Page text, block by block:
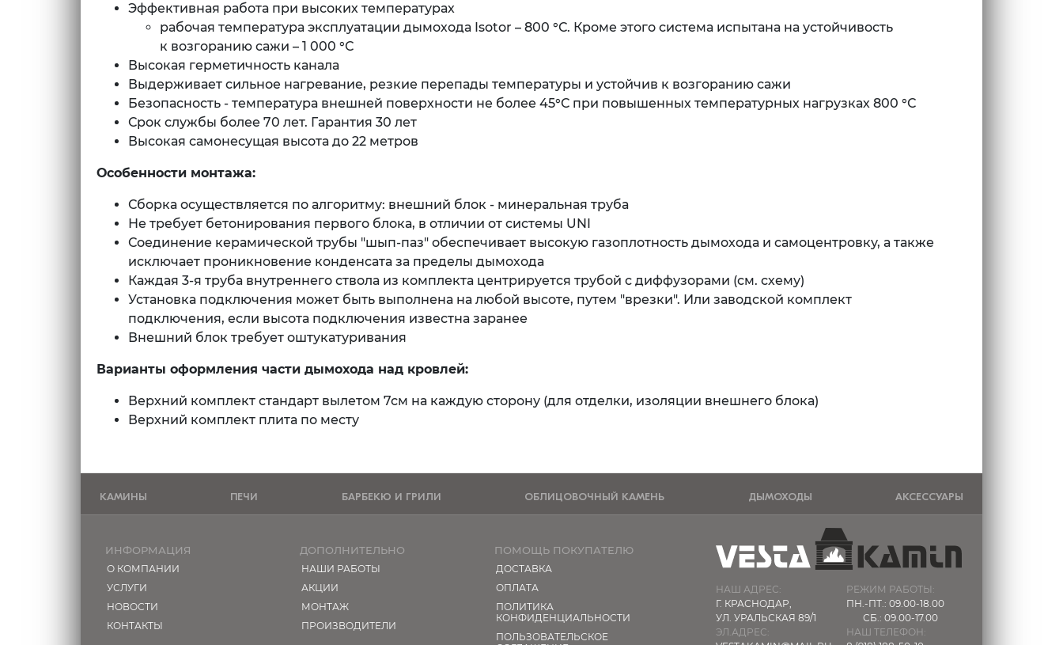
Эффективная работа при высоких температурах
рабочая температура эксплуатации дымохода Isotor – 800 °С. Кроме этого система испытана на устойчивость
к возгоранию сажи – 1 000 °С
Высокая герметичность канала
Выдерживает сильное нагревание, резкие перепады температуры и устойчив к возгоранию сажи
Безопасность - температура внешней поверхности не более 45°С при повышенных температурных нагрузках 800 °С
Срок службы более 70 лет. Гарантия 30 лет
Высокая самонесущая высота до 22 метров
Особенности монтажа:
Сборка осуществляется по алгоритму: внешний блок - минеральная труба
Не требует бетонирования первого блока, в отличии от системы UNI
Соединение керамической трубы "шып-паз" обеспечивает высокую газоплотность дымохода и самоцентровку, а также
исключает проникновение конденсата за пределы дымохода
Каждая 3-я труба внутреннего ствола из комплекта центрируется трубой с диффузорами (см. схему)
Установка подключения может быть выполнена на любой высоте, путем "врезки". Или заводской комплект
подключения, если высота подключения известна заранее
Внешний блок требует оштукатуривания
Варианты оформления части дымохода над кровлей:
Верхний комплект стандарт вылетом 7см на каждую сторону (для отделки, изоляции внешнего блока)
Верхний комплект плита по месту
КАМИНЫ ПЕЧИ БАРБЕКЮ И ГРИЛИ ОБЛИЦОВОЧНЫЙ КАМЕНЬ ДЫМОХОДЫ АКСЕССУАРЫ
ИНФОРМАЦИЯ
О КОМПАНИИ
УСЛУГИ
НОВОСТИ
КОНТАКТЫ
ДОПОЛНИТЕЛЬНО
НАШИ РАБОТЫ
АКЦИИ
МОНТАЖ
ПРОИЗВОДИТЕЛИ
ПОМОЩЬ ПОКУПАТЕЛЮ
ДОСТАВКА
ОПЛАТА
ПОЛИТИКА
КОНФИДЕНЦИАЛЬНОСТИ
ПОЛЬЗОВАТЕЛЬСКОЕ
НАШ АДРЕС:
Г. КРАСНОДАР,
УЛ. УРАЛЬСКАЯ 89/1
ЭЛ.АДРЕС:
РЕЖИМ РАБОТЫ:
ПН.-ПТ.: 09.00-18.00
СБ.: 09.00-17.00
НАШ ТЕЛЕФОН: